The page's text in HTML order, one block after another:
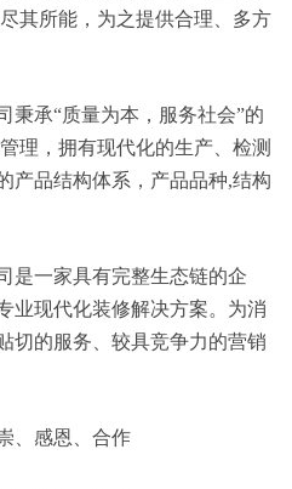
其所能，为之提供合理、多方
秉承“质量为本，服务社会”的
理，拥有现代化的生产、检测
产品结构体系，产品品种,结构
是一家具有完整生态链的企
业现代化装修解决方案。为消
切的服务、较具竞争力的营销
、感恩、合作